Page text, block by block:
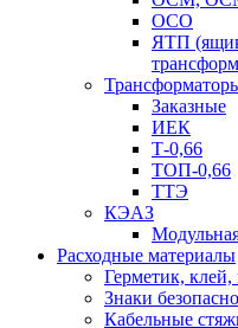
ОСО
ЯТП
Заказные
ИЕК
Т-0,66
ТОП-0,66
ТТЭ
КЭАЗ
Расходные материалы
Герметик, клей,
Знаки
Кабельные